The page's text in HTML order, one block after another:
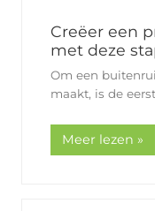
Creëer een
met deze
Om een
maakt, is de
Meer lezen »